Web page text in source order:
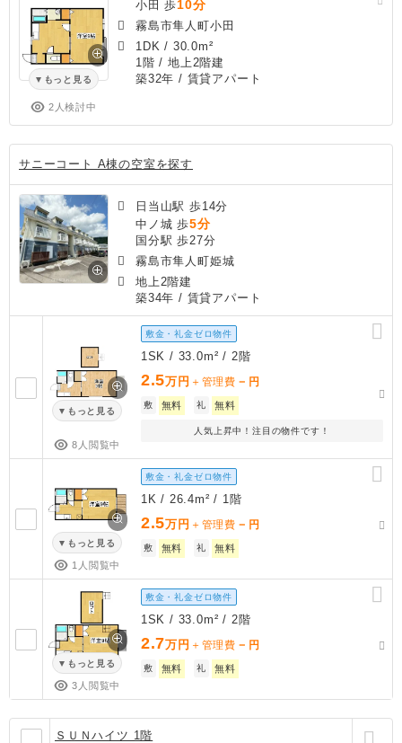
もっと見る
2人検討中
小田 歩10分
霧島市隼人町小田
1DK / 30.0m²
1階 / 地上2階建
築32年 / 賃貸アパート
サニーコート A棟の空室を探す
日当山駅 歩14分
中ノ城 歩5分
国分駅 歩27分
霧島市隼人町姫城
地上2階建
築34年 / 賃貸アパート
もっと見る
8人閲覧中
敷金・礼金ゼロ物件
1SK / 33.0m² / 2階
2.5万円 ＋管理費 － 円
敷 無料 礼 無料
人気上昇中！注目の物件です！
もっと見る
1人閲覧中
敷金・礼金ゼロ物件
1K / 26.4m² / 1階
2.5万円 ＋管理費 － 円
敷 無料 礼 無料
もっと見る
3人閲覧中
敷金・礼金ゼロ物件
1SK / 33.0m² / 2階
2.7万円 ＋管理費 － 円
敷 無料 礼 無料
ＳＵＮハイツ 1階